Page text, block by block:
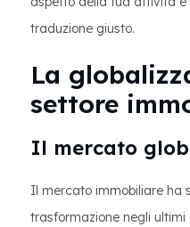
traduzione giusto.
La
settore
Il mercato
Il mercato immobiliare ha
trasformazione negli